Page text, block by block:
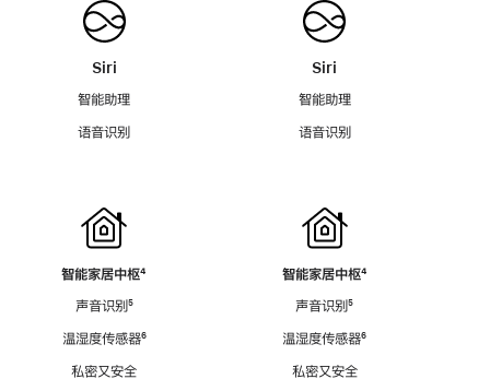
Siri
智能助理
语音识别
智能家居中枢脚
⁴
声音识别脚
⁵
温湿度传感器脚
⁶
私密又安全
Siri
智能助理
语音识别
智能家居中枢脚
⁴
声音识别脚
⁵
温湿度传感器脚
⁶
私密又安全